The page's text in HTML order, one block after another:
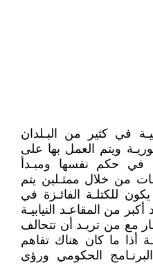
في كثير من البـلدان
ويتم العمل بها على
حكم نفسها ومبـدأ
من خلال ممثـلين يتم
يكون للكتلـة الفائـزة في
من المقاعـد النيابيـة
مع من تريـد أن تتحالف
أذا ما كان هناك تفاهم
الحكومي ورؤى